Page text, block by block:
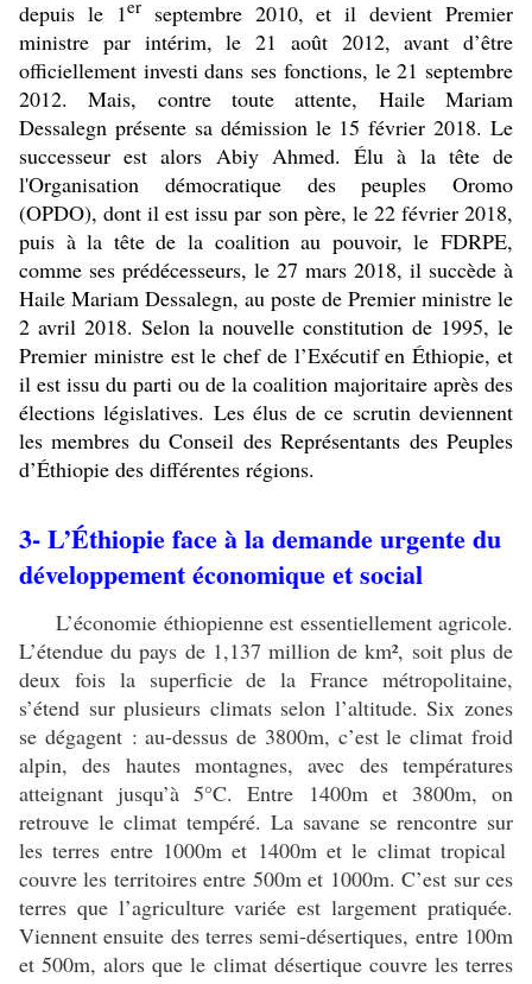
depuis le 1erseptembre 2010, et il devient Premier
ministre par intérim, le 21 août 2012, avant d’être
officiellement investi dans ses fonctions, le 21 septembre
2012. Mais, contre toute attente, Haile Mariam
Dessalegn présente sa démission le 15 février 2018. Le
successeur est alors Abiy Ahmed. Élu à la tête de
l'Organisation démocratique des peuples Oromo
(OPDO), dont il est issu par son père, le 22 février 2018,
puis à la tête de la coalition au pouvoir, le FDRPE,
comme ses prédécesseurs, le 27 mars 2018, il succède à
Haile Mariam Dessalegn, au poste de Premier ministre le
2 avril 2018. Selon la nouvelle constitution de 1995, le
Premier ministre est le chef de l’Exécutif en Éthiopie, et
il est issu du parti ou de la coalition majoritaire après des
élections législatives. Les élus de ce scrutin deviennent
les membres du Conseil des Représentants des Peuples
d’Éthiopie des différentes régions.
3- L’Éthiopie face à la demande urgente du
développement économique et social
L’économie éthiopienne est essentiellement agricole.
L’étendue du pays de 1,137 million de km², soit plus de
deux fois la superficie de la France métropolitaine,
s’étend sur plusieurs climats selon l’altitude. Six zones
se dégagent : au-dessus de 3800m, c’est le climat froid
alpin, des hautes montagnes, avec des températures
atteignant jusqu’à 5°C. Entre 1400m et 3800m, on
retrouve le climat tempéré. La savane se rencontre sur
les terres entre 1000m et 1400m et le climat tropical
couvre les territoires entre 500m et 1000m. C’est sur ces
terres que l’agriculture variée est largement pratiquée.
Viennent ensuite des terres semi-désertiques, entre 100m
et 500m, alors que le climat désertique couvre les terres